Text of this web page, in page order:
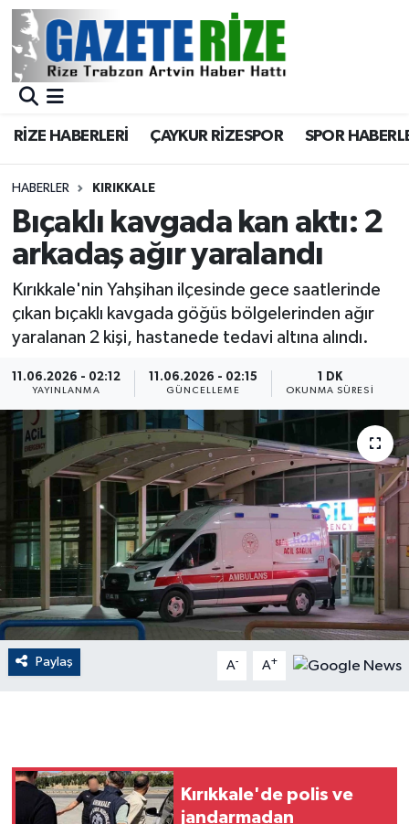
RİZE HABERLERİ ÇAYKUR RİZESPOR SPOR
HABERLER KIRIKKALE
Bıçaklı kavgada kan aktı: 2
arkadaş ağır yaralandı
Kırıkkale'nin Yahşihan ilçesinde gece saatlerinde
çıkan bıçaklı kavgada göğüs bölgelerinden ağır
yaralanan 2 kişi, hastanede tedavi altına alındı.
11.06.2026 - 02:12
YAYINLANMA
11.06.2026 - 02:15
GÜNCELLEME
1 DK
OKUNMA SÜRESI
Paylaş A- A+
Kırıkkale'de polis ve
jandarmadan
BÖLGEMİZ
Asayiş
Rize Jandarma Komutanlığı
Bilim Teknoloji
Advertising news
Canlı Maç
ÇEVRE
Dış Haberler
Dünya
EĞİTİM
EKONOMİ
English News
Flaş Haber
Gayrimenkul
Merkez Nöbetçi Eczaneler
Merkez Trafik Yoğunluk Haritası
Süper Lig Puan Durumu ve Fikstür
Tüm Manşetler
Son Dakika Haberleri
Haber Arşivi